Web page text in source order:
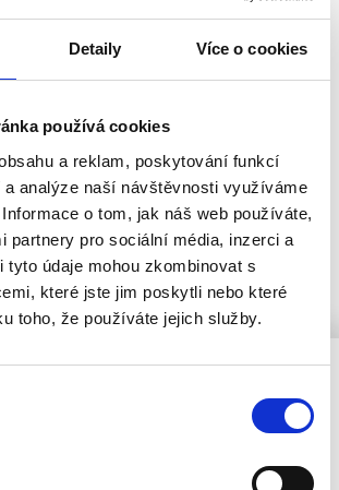
Detaily Více o cookies
používá cookies
a reklam, poskytování funkcí
analýze naší návštěvnosti využíváme
o tom, jak náš web používáte,
partnery pro sociální média, inzerci a
tyto údaje mohou zkombinovat s
které jste jim poskytli nebo které
toho, že používáte jejich služby.
s celým projektem pomůžeme!
realizaci...